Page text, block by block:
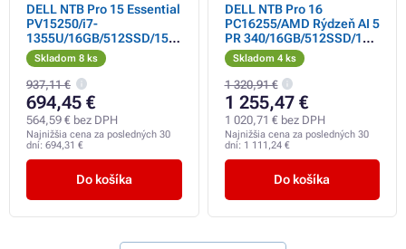
DELL NTB Pro 15 Essential
PV15250/i7-
1355U/16GB/512SSD/15.6
" FHD/Intel
UHD/65W/WLAN/Backlit
Kb/W11P/3Y PS NBD
Skladom 8 ks
937,11 €
694,45 €
564,59 € bez DPH
Najnižšia cena za posledných 30
dní: 694,31 €
Do košíka
DELL NTB Pro 16
PC16255/AMD Rýdzeň AI 5
PR 340/16GB/512SSD/16"
FHD+ /IR Cam &
Mic/65W/WLAN/vPro|
Skladom 4 ks
1 320,91 €
1 255,47 €
1 020,71 € bez DPH
Najnižšia cena za posledných 30
dní: 1 111,24 €
Do košíka